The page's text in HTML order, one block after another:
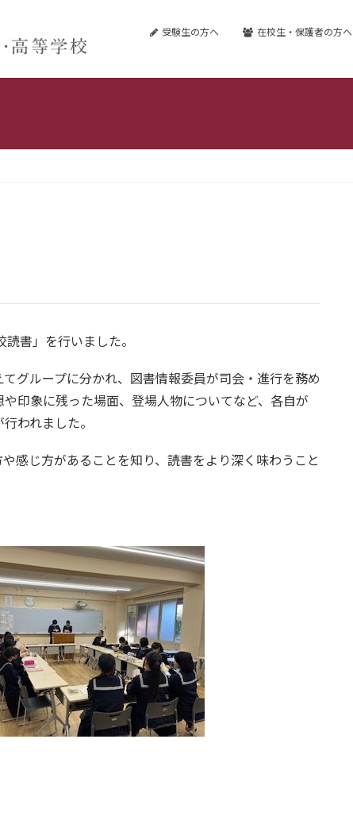
受験生の方へ 在校生・保護者の方へ
書」を行いました。
グループに分かれ、図書情報委員が司会・進行を務め
印象に残った場面、登場人物についてなど、各自が
われました。
感じ方があることを知り、読書をより深く味わうこと